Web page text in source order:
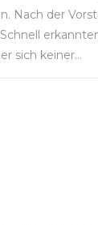
Nach der
sich keiner…